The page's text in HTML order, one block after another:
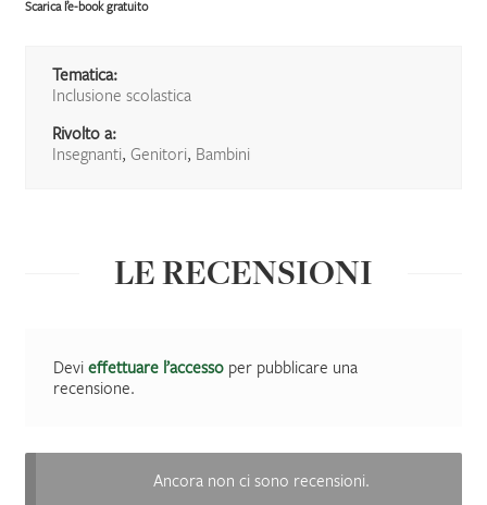
Scarica l’e-book gratuito
Tematica:
Inclusione scolastica
Rivolto a:
Insegnanti, Genitori, Bambini
LE RECENSIONI
Devi effettuare l’accessoper pubblicare una
recensione.
Ancora non ci sono recensioni.